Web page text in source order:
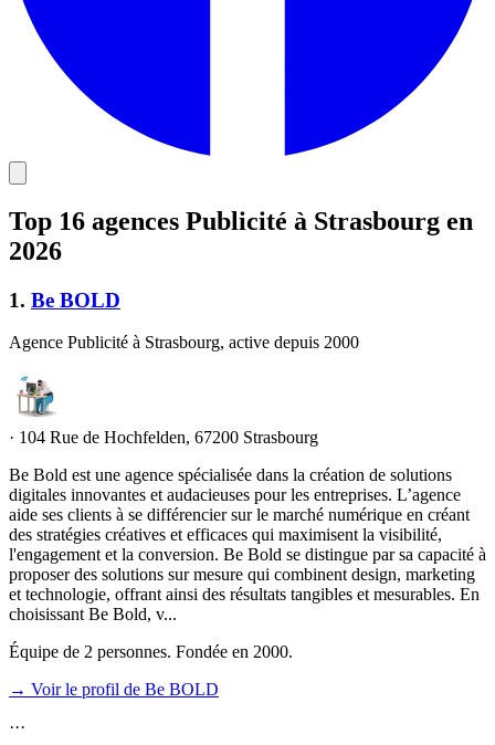
Top 16 agences Publicité à Strasbourg en
2026
1. Be BOLD
Agence Publicité à Strasbourg, active depuis 2000
· 104 Rue de Hochfelden, 67200 Strasbourg
Be Bold est une agence spécialisée dans la création de solutions
digitales innovantes et audacieuses pour les entreprises. L’agence
aide ses clients à se différencier sur le marché numérique en créant
des stratégies créatives et efficaces qui maximisent la visibilité,
l'engagement et la conversion. Be Bold se distingue par sa capacité à
proposer des solutions sur mesure qui combinent design, marketing
et technologie, offrant ainsi des résultats tangibles et mesurables. En
choisissant Be Bold, v...
Équipe de 2 personnes. Fondée en 2000.
→ Voir le profil de Be BOLD
···